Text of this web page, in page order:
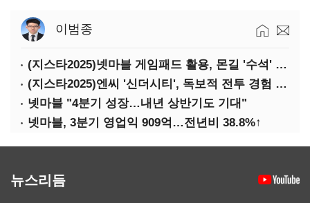
이범종
(지스타2025)넷마블 게임패드 활용, 몬길 '수석' 7대죄 '차석'
(지스타2025)엔씨 '신더시티', 독보적 전투 경험 필요
넷마블 "4분기 성장…내년 상반기도 기대"
넷마블, 3분기 영업익 909억…전년비 38.8%↑
뉴스리듬